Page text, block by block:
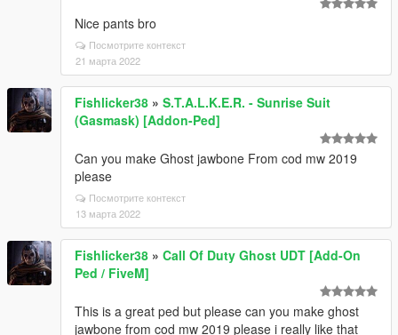
Nice pants bro
Посмотрите контекст
21 марта 2022
Fishlicker38 » S.T.A.L.K.E.R. - Sunrise Suit
(Gasmask) [Addon-Ped]
Can you make Ghost jawbone From cod mw 2019
please
Посмотрите контекст
13 марта 2022
Fishlicker38 » Call Of Duty Ghost UDT [Add-On
Ped / FiveM]
This is a great ped but please can you make ghost
jawbone from cod mw 2019 please i really like that